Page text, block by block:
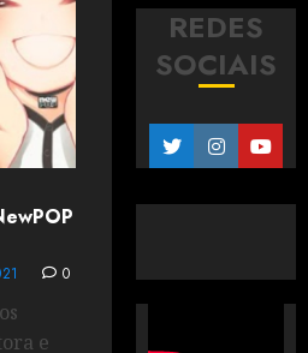
0
e
REDES
SOCIAIS